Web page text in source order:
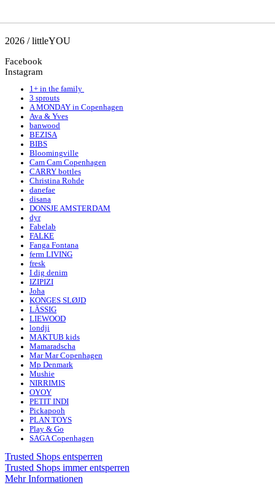
2026 / littleYOU
Facebook
Instagram
1+ in the family
3 sprouts
A MONDAY in Copenhagen
Ava & Yves
banwood
BEZISA
BIBS
Bloomingville
Cam Cam Copenhagen
CARRY bottles
Christina Rohde
danefae
disana
DONSJE AMSTERDAM
dyr
Fabelab
FALKE
Fanga Fontana
ferm LIVING
fresk
I dig denim
IZIPIZI
Joha
KONGES SLØJD
LÄSSIG
LIEWOOD
londji
MAKTUB kids
Mamaradscha
Mar Mar Copenhagen
Mp Denmark
Mushie
NIRRIMIS
OYOY
PETIT INDI
Pickapooh
PLAN TOYS
Play & Go
SAGA Copenhagen
Trusted Shops entsperren
Trusted Shops immer entsperren
Mehr Informationen